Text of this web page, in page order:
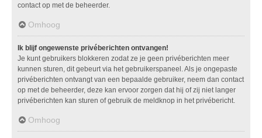
contact op met de beheerder.
Omhoog
Ik blijf ongewenste privéberichten ontvangen!
Je kunt gebruikers blokkeren zodat ze je geen privéberichten meer
kunnen sturen, dit gebeurt via het gebruikerspaneel. Als je ongepaste
privéberichten ontvangt van een bepaalde gebruiker, neem dan contact
op met de beheerder, deze kan ervoor zorgen dat hij of zij niet langer
privéberichten kan sturen of gebruik de meldknop in het privébericht.
Omhoog